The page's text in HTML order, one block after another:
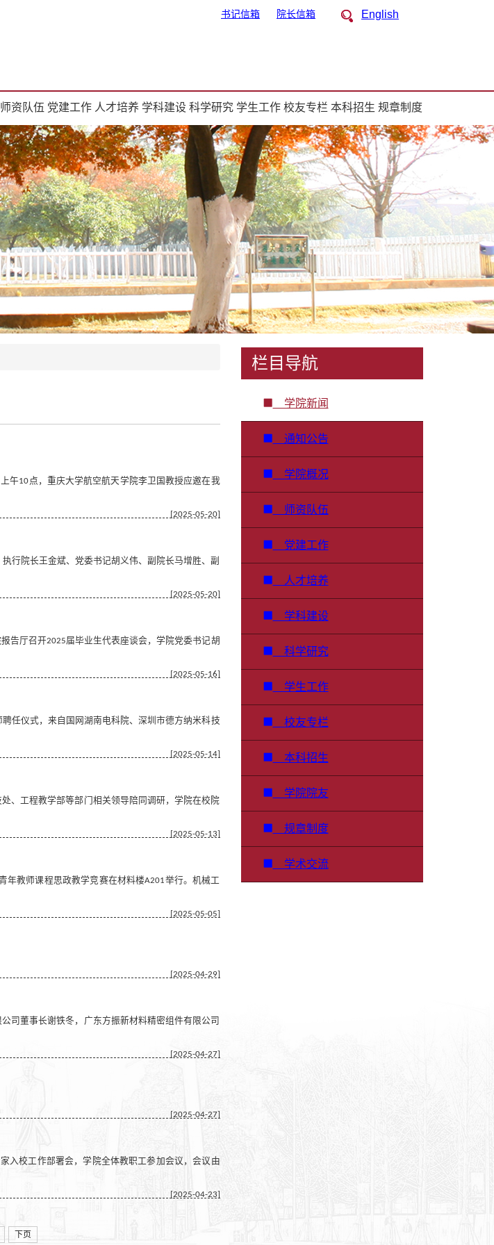
书记信箱 院长信箱 English
师资队伍 党建工作 人才培养 学科建设 科学研究 学生工作 校友专栏 本科招生 规章制度
[2025-05-20]
10点，重庆大学航空航天学院李卫国教授应邀在我
[2025-05-20]
院长王金斌、党委书记胡义伟、副院长马增胜、副
[2025-05-16]
厅召开2025届毕业生代表座谈会，学院党委书记胡
[2025-05-14]
仪式，来自国网湖南电科院、深圳市德方纳米科技
[2025-05-13]
工程教学部等部门相关领导陪同调研，学院在校院
[2025-05-05]
教师课程思政教学竞赛在材料楼A201举行。机械工
[2025-04-29]
[2025-04-27]
董事长谢铁冬，广东方振新材料精密组件有限公司
[2025-04-27]
[2025-04-23]
校工作部署会，学院全体教职工参加会议，会议由
下页
栏目导航
学院新闻
通知公告
学院概况
师资队伍
党建工作
人才培养
学科建设
科学研究
学生工作
校友专栏
本科招生
学院院友
规章制度
学术交流